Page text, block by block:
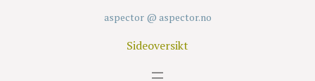
aspector @ aspector.no
Sideoversikt